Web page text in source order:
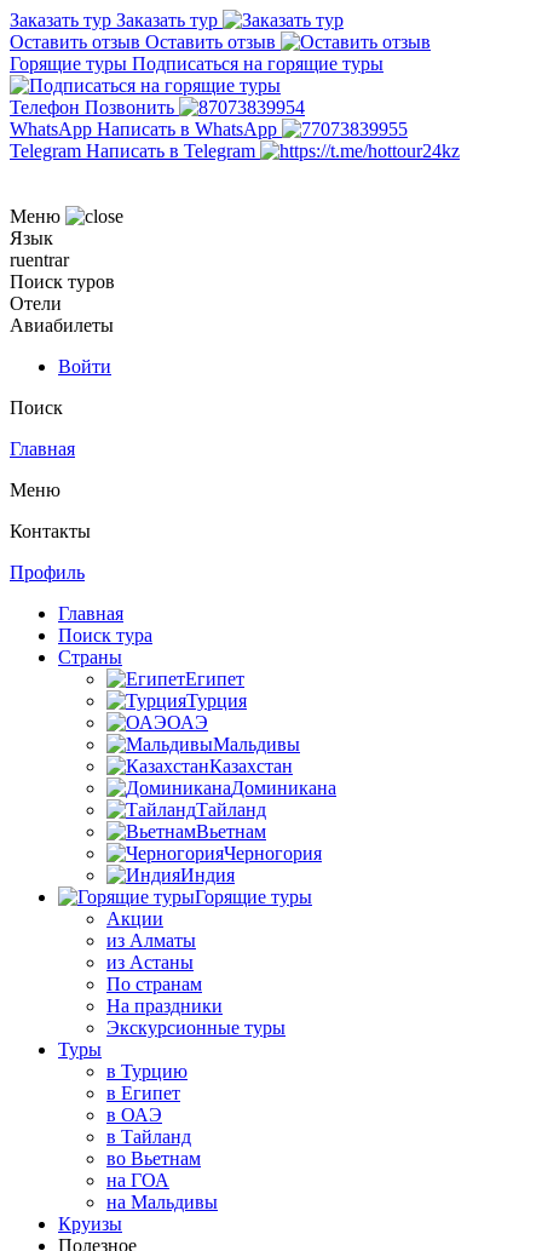
Заказать тур Заказать тур
Оставить отзыв Оставить отзыв
Горящие туры Подписаться на горящие туры
Телефон Позвонить
WhatsApp Написать в WhatsApp
Telegram Написать в Telegram
Меню
Язык
ruentrar
Поиск туров
Отели
Авиабилеты
Войти
Поиск
Главная
Меню
Контакты
Профиль
Главная
Поиск тура
Страны
Египет
Турция
ОАЭ
Мальдивы
Казахстан
Доминикана
Тайланд
Вьетнам
Черногория
Индия
Горящие туры
Акции
из Алматы
из Астаны
По странам
На праздники
Экскурсионные туры
Туры
в Турцию
в Египет
в ОАЭ
в Тайланд
во Вьетнам
на ГОА
на Мальдивы
Круизы
Полезное